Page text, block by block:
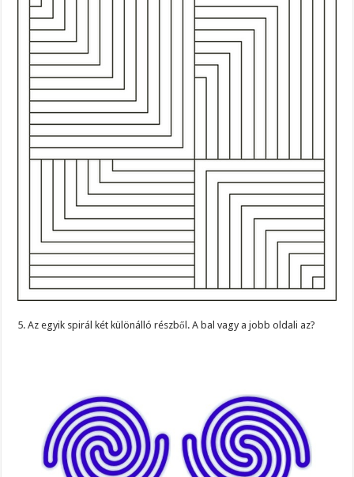
5. Az egyik spirál két különálló részből. A bal vagy a jobb oldali az?